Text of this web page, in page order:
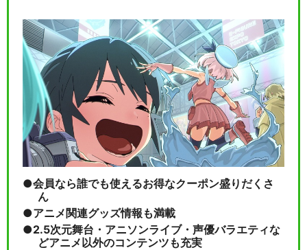
会員なら誰でも使えるお得なクーポン盛りだくさ
ん
アニメ関連グッズ情報も満載
2.5次元舞台・アニソンライブ・声優バラエティな
どアニメ以外のコンテンツも充実